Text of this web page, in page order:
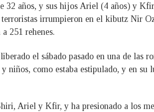
32 años, y sus hijos Ariel (4 años) y
irrumpieron en el kibutz Nir
251 rehenes.
el sábado pasado en una de las
como estaba estipulado, y en
Ariel y Kfir, y ha presionado a los